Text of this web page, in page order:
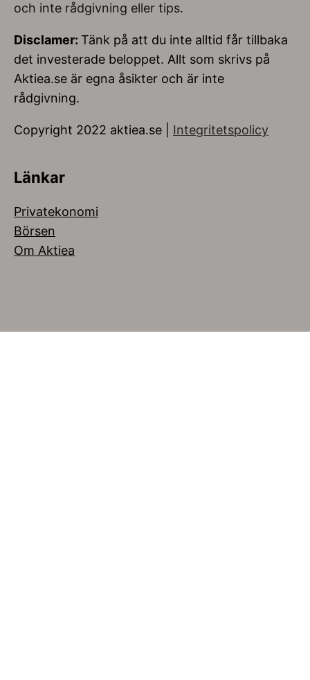
och inte rådgivning eller tips.
Disclamer: Tänk på att du inte alltid får tillbaka
det investerade beloppet. Allt som skrivs på
Aktiea.se är egna åsikter och är inte
rådgivning.
Copyright 2022 aktiea.se | Integritetspolicy
Länkar
Privatekonomi
Börsen
Om Aktiea